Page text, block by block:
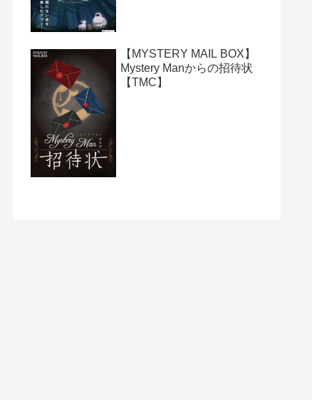
【MYSTERY MAIL BOX】
Mystery Manからの招待状
【TMC】